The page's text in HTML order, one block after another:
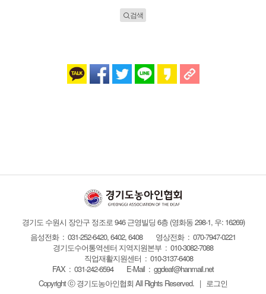
검색
경기도 수원시 장안구 정조로 946 근영빌딩 6층 (영화동 298-1, 우: 16269)
음성전화 : 031-252-6420, 6402, 6408
영상전화 : 070-7947-0221
경기도수어통역센터 지역지원본부 : 010-3082-7088
직업재활지원센터 : 010-3137-6408
FAX : 031-242-6594 E-Mail :ggdeaf@hanmail.net
Copyright ⓒ 경기도농아인협회 All Rights Reserved. | 로그인